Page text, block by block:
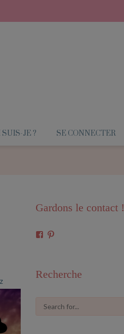
SUIS-JE ? SE CONNECTER
Gardons le contact !
Voir
sur sur
Recherche